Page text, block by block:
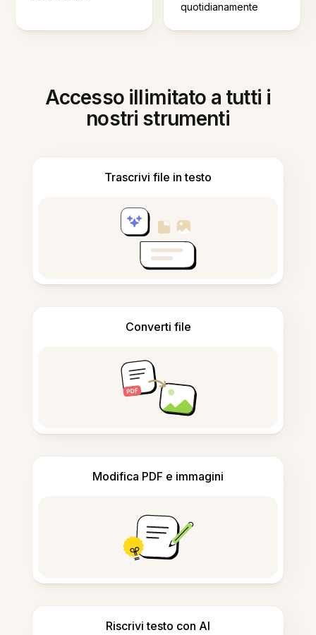
quotidianamente
Accesso illimitato a tutti i
nostri strumenti
Trascrivi file in testo
Converti file
Modifica PDF e immagini
Riscrivi testo con AI